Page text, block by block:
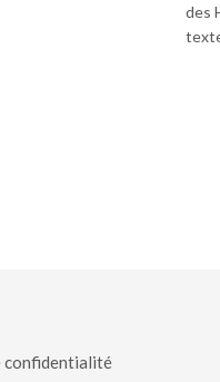
des
confidentialité